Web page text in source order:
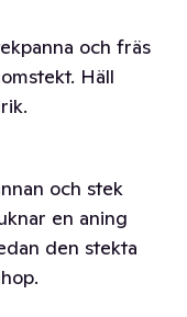
och fräs
Häll
och stek
en aning
den stekta